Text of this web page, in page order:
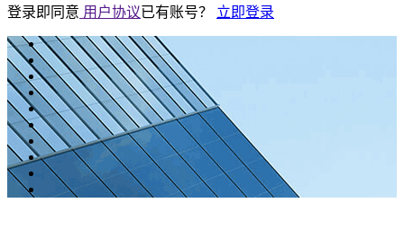
登录即同意 用户协议已有账号？ 立即登录